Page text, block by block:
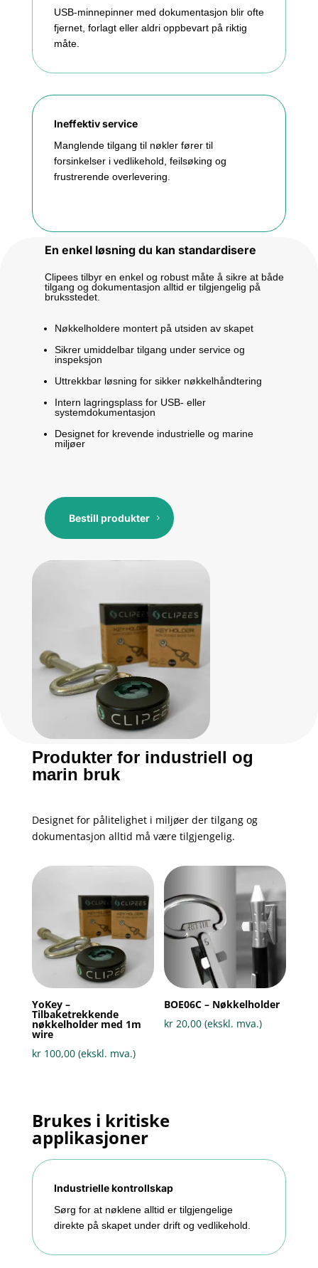
USB-minnepinner med dokumentasjon blir ofte
fjernet, forlagt eller aldri oppbevart på riktig
måte.
Ineffektiv service
Manglende tilgang til nøkler fører til
forsinkelser i vedlikehold, feilsøking og
frustrerende overlevering.
En enkel løsning du kan standardisere
Clipees tilbyr en enkel og robust måte å sikre at både
tilgang og dokumentasjon alltid er tilgjengelig på
bruksstedet.
Nøkkelholdere montert på utsiden av skapet
Sikrer umiddelbar tilgang under service og
inspeksjon
Uttrekkbar løsning for sikker nøkkelhåndtering
Intern lagringsplass for USB- eller
systemdokumentasjon
Designet for krevende industrielle og marine
miljøer
Bestill produkter
Produkter for industriell og
marin bruk
Designet for pålitelighet i miljøer der tilgang og
dokumentasjon alltid må være tilgjengelig.
YoKey –
Tilbaketrekkende
nøkkelholder med 1m
wire
kr100,00 (ekskl. mva.)
BOE06C – Nøkkelholder
kr 20,00 (ekskl. mva.)
Brukes i kritiske
applikasjoner
Industrielle kontrollskap
Sørg for at nøklene alltid er tilgjengelige
direkte på skapet under drift og vedlikehold.